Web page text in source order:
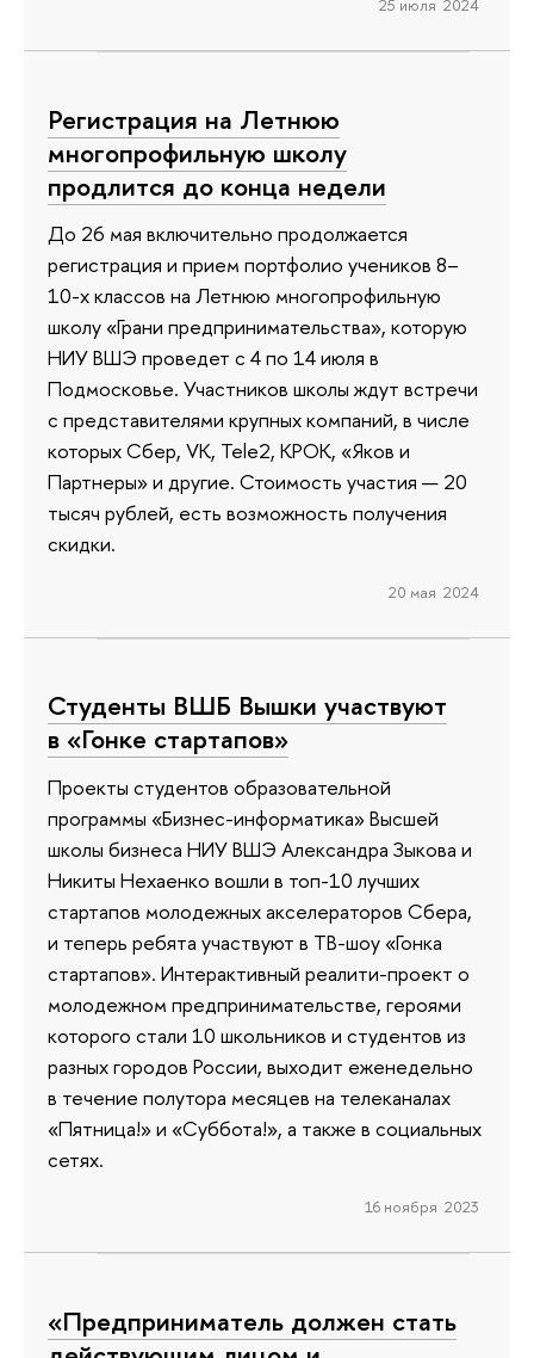
25 июля 2024
Регистрация на Летнюю
многопрофильную школу
продлится до конца недели
До 26 мая включительно продолжается
регистрация и прием портфолио учеников 8–
10-х классов на Летнюю многопрофильную
школу «Грани предпринимательства», которую
НИУ ВШЭ проведет с 4 по 14 июля в
Подмосковье. Участников школы ждут встречи
с представителями крупных компаний, в числе
которых Сбер, VK, Теlе2, КРОК, «Яков и
Партнеры» и другие. Стоимость участия — 20
тысяч рублей, есть возможность получения
скидки.
20 мая 2024
Студенты ВШБ Вышки участвуют
в «Гонке стартапов»
Проекты студентов образовательной
программы «Бизнес-информатика» Высшей
школы бизнеса НИУ ВШЭ Александра Зыкова и
Никиты Нехаенко вошли в топ-10 лучших
стартапов молодежных акселераторов Сбера,
и теперь ребята участвуют в ТВ-шоу «Гонка
стартапов». Интерактивный реалити-проект о
молодежном предпринимательстве, героями
которого стали 10 школьников и студентов из
разных городов России, выходит еженедельно
в течение полутора месяцев на телеканалах
«Пятница!» и «Суббота!», а также в социальных
сетях.
16 ноября 2023
«Предприниматель должен стать